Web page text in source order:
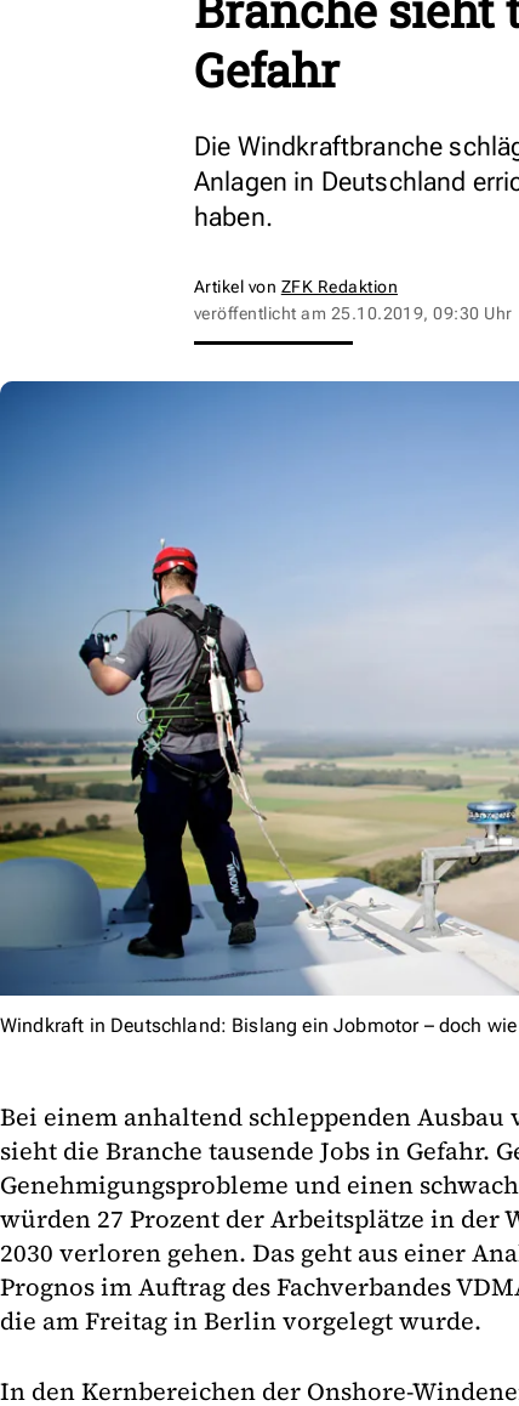
Gefahr
Die Windkraftbranche
Anlagen in Deutschland
haben.
Artikel von ZFK Redaktion
veröffentlicht am 25.10.2019, 09:30 Uhr
Windkraft in Deutschland: Bislang ein Jobmotor – doch
Bei einem anhaltend schleppenden
sieht die Branche tausende Jobs in Gefahr.
Genehmigungsprobleme und einen
würden 27 Prozent der Arbeitsplätze in der
2030 verloren gehen. Das geht aus einer
Prognos im Auftrag des Fachverbandes
die am Freitag in Berlin vorgelegt wurde.
In den Kernbereichen der Onshore-